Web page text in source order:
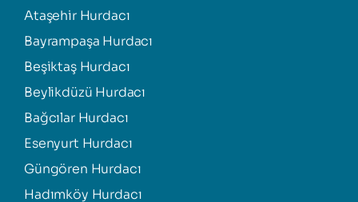
Ataşehir Hurdacı
Bayrampaşa Hurdacı
Beşiktaş Hurdacı
Beylikdüzü Hurdacı
Bağcılar Hurdacı
Esenyurt Hurdacı
Güngören Hurdacı
Hadımköy Hurdacı